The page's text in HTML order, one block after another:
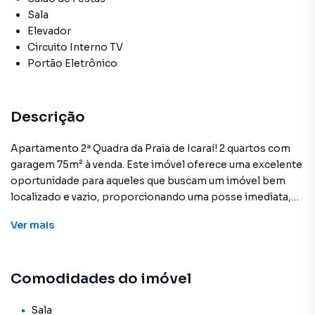
Sala
Elevador
Circuito Interno TV
Portão Eletrônico
Descrição
Apartamento 2ª Quadra da Praia de Icaraí! 2 quartos com
garagem 75m² à venda. Este imóvel oferece uma excelente
oportunidade para aqueles que buscam um imóvel bem
localizado e vazio, proporcionando uma posse imediata,
banheiro social cozinha área + dependência de serviço é o
com uma planta bem dividida, proporcionando espaços
Ver mais
Comodidades do imóvel
Sala